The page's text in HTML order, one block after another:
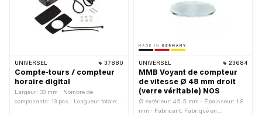
70 mm · Profondeur: 50 mm
UNIVERSEL 37880
Compte-tours / compteur
horaire digital
Largeur: 33 mm · Nombre de
composants: 13 pcs · Longueur totale:
UNIVERSEL 23684
MMB Voyant de compteur
de vitesse Ø 48 mm droit
(verre véritable) NOS
Ø extérieur: 45.5 mm · Épaisseur: 1.8
mm · Fabricant: Fabriqué en